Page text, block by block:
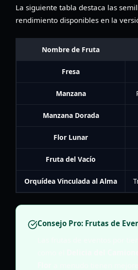
La siguiente tabla destaca las
rendimiento disponibles en la
Nombre de Fruta
Fresa
Manzana
Manzana Dorada
Flor Lunar
Fruta del Vacío
Orquídea Vinculada al Alma
Consejo Pro: Frutas de